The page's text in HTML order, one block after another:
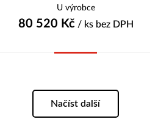
U výrobce
80 520 Kč/ ks bez DPH
Načíst další